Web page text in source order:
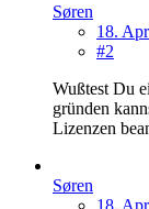
Søren
18.
#2
Wußtest Du
gründen
Lizenzen
Søren
18.